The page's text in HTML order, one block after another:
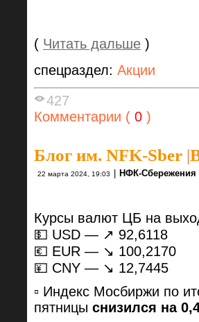
( Читать дальше )
спецраздел: Акции
427
Комментарии ( 0 )
Блог им. NFK-Sber |
22 марта 2024, 19:03 НФК-Сбережения
Курсы валют ЦБ на
💵 USD — ↗️ 92,6118
💶 EUR — ↘️ 100,2170
💴 CNY — ↘️ 12,7445
▫️ Индекс Мосбиржи по
пятницы снизился на